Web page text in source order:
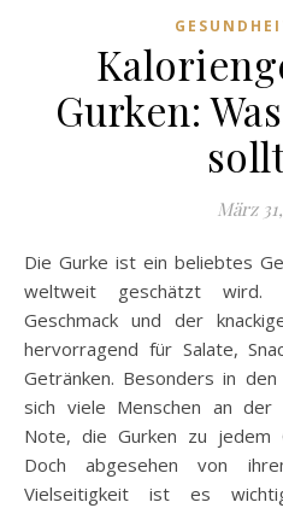
Gurken:
März
Die Gurke ist ein beliebtes Gemüse, das in vielen Küchen
weltweit geschätzt wird.
Geschmack und der
hervorragend für Salate,
Getränken. Besonders in
sich viele Menschen an der
Note, die Gurken zu jedem
Doch abgesehen von
Vielseitigkeit ist es